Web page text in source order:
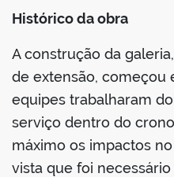
Histórico da obra
A construção da
de extensão, começou
equipes trabalharam
serviço dentro do
máximo os impactos
vista que foi